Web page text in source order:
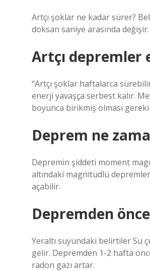
Artçı şoklar ne kadar sürer?
doksan saniye arasında değişir.
Artçı depremler
“Artçı şoklar haftalarca
enerji yavaşça serbest kalır.
boyunca birikmiş olması
Deprem ne
Depremin şiddeti moment
altındaki magnitüdlü
açabilir.
Depremden
Yeraltı suyundaki belirtiler Su
gelir. Depremden 1-2 hafta
radon gazı artar.